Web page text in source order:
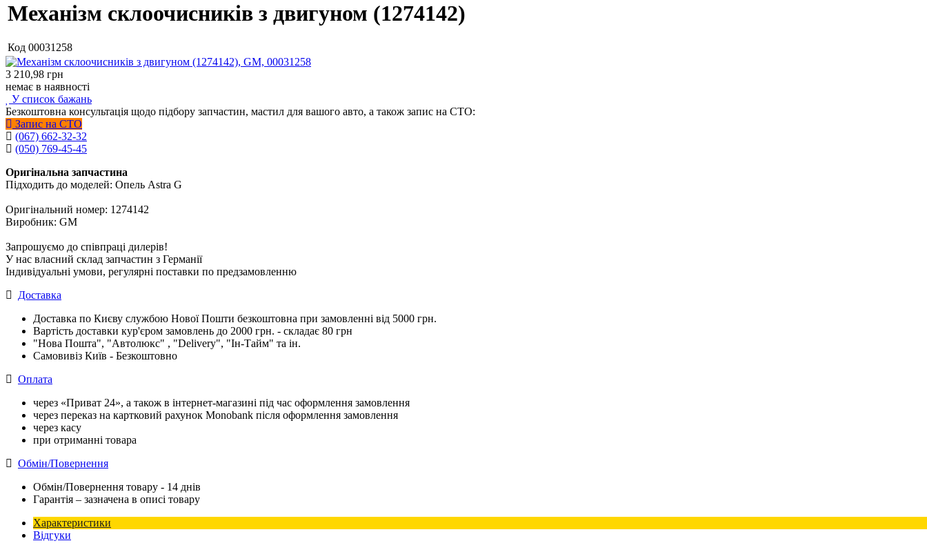
Механізм склоочисників з двигуном (1274142)
Код 00031258
3 210,98 грн
немає в наявності
У список бажань
Безкоштовна консультація щодо підбору запчастин, мастил для вашого авто, а також запис на СТО:
Запис на СТО
(067) 662-32-32
(050) 769-45-45
Оригінальна запчастина
Підходить до моделей: Опель Astra G
Оригінальний номер: 1274142
Виробник: GM
Запрошуємо до співпраці дилерів!
У нас власний склад запчастин з Германії
Індивідуальні умови, регулярні поставки по предзамовленню
Доставка
Доставка по Києву службою Нової Пошти безкоштовна при замовленні від 5000 грн.
Вартість доставки кур'єром замовлень до 2000 грн. - складає 80 грн
"Нова Пошта", "Автолюкс" , "Delivery", "Iн-Тайм" та ін.
Самовивіз Київ - Безкоштовно
Оплата
через «Приват 24», а також в інтернет-магазині під час оформлення замовлення
через переказ на картковий рахунок Monobank після оформлення замовлення
через касу
при отриманні товара
Обмін/Повернення
Обмін/Повернення товару - 14 днів
Гарантія – зазначена в описі товару
Характеристики
Відгуки